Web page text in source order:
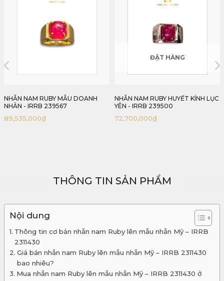
NHẪN NAM RUBY HUYẾT KÍNH LỤC
YÊN - IRRB 239500
72,700,000₫
ĐẶT HÀNG
NHẪN NAM RUBY MẪU CHỦ TỊCH
4,96CT – IRRB 237496
76,222,000₫
THÔNG TIN SẢN PHẨM
Nội dung
Thông tin cơ bản nhẫn nam Ruby lên mẫu nhẫn Mỹ – IRRB
2311430
Giá bán nhẫn nam Ruby lên mẫu nhẫn Mỹ – IRRB 2311430
bao nhiêu?
Mua nhẫn nam Ruby lên mẫu nhẫn Mỹ – IRRB 2311430 ở